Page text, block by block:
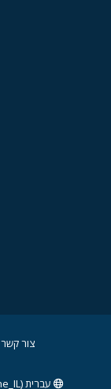
צור קשר
עברית (he_IL)